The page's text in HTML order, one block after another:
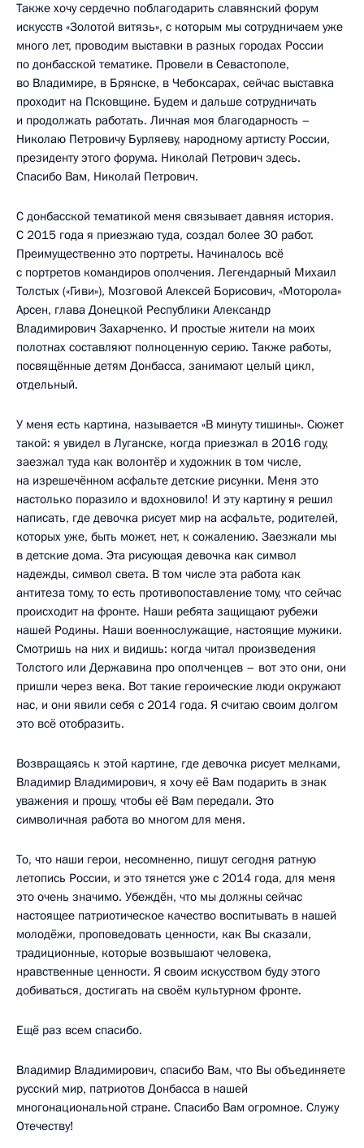
Также хочу сердечно поблагодарить славянский форум
искусств «Золотой витязь», с которым мы сотрудничаем уже
много лет, проводим выставки в разных городах России
по донбасской тематике. Провели в Севастополе,
во Владимире, в Брянске, в Чебоксарах, сейчас выставка
проходит на Псковщине. Будем и дальше сотрудничать
и продолжать работать. Личная моя благодарность –
Николаю Петровичу Бурляеву, народному артисту России,
президенту этого форума. Николай Петрович здесь.
Спасибо Вам, Николай Петрович.
С донбасской тематикой меня связывает давняя история.
С 2015 года я приезжаю туда, создал более 30 работ.
Преимущественно это портреты. Начиналось всё
с портретов командиров ополчения. Легендарный Михаил
Толстых («Гиви»), Мозговой Алексей Борисович, «Моторола»
Арсен, глава Донецкой Республики Александр
Владимирович Захарченко. И простые жители на моих
полотнах составляют полноценную серию. Также работы,
посвящённые детям Донбасса, занимают целый цикл,
отдельный.
У меня есть картина, называется «В минуту тишины». Сюжет
такой: я увидел в Луганске, когда приезжал в 2016 году,
заезжал туда как волонтёр и художник в том числе,
на изрешечённом асфальте детские рисунки. Меня это
настолько поразило и вдохновило! И эту картину я решил
написать, где девочка рисует мир на асфальте, родителей,
которых уже, быть может, нет, к сожалению. Заезжали мы
в детские дома. Эта рисующая девочка как символ
надежды, символ света. В том числе эта работа как
антитеза тому, то есть противопоставление тому, что сейчас
происходит на фронте. Наши ребята защищают рубежи
нашей Родины. Наши военнослужащие, настоящие мужики.
Смотришь на них и видишь: когда читал произведения
Толстого или Державина про ополченцев – вот это они, они
пришли через века. Вот такие героические люди окружают
нас, и они явили себя с 2014 года. Я считаю своим долгом
это всё отобразить.
Возвращаясь к этой картине, где девочка рисует мелками,
Владимир Владимирович, я хочу её Вам подарить в знак
уважения и прошу, чтобы её Вам передали. Это
символичная работа во многом для меня.
То, что наши герои, несомненно, пишут сегодня ратную
летопись России, и это тянется уже с 2014 года, для меня
это очень значимо. Убеждён, что мы должны сейчас
настоящее патриотическое качество воспитывать в нашей
молодёжи, проповедовать ценности, как Вы сказали,
традиционные, которые возвышают человека,
нравственные ценности. Я своим искусством буду этого
добиваться, достигать на своём культурном фронте.
Ещё раз всем спасибо.
Владимир Владимирович, спасибо Вам, что Вы объединяете
русский мир, патриотов Донбасса в нашей
многонациональной стране. Спасибо Вам огромное. Служу
Отечеству!